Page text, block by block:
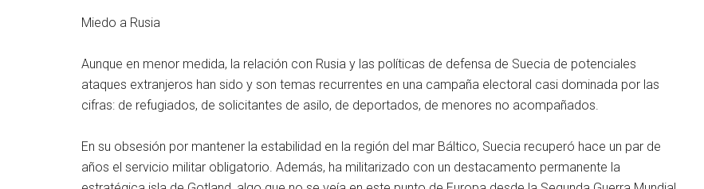
Miedo a Rusia
Aunque en menor medida, la relación con Rusia y las políticas de defensa de Suecia de potenciales
ataques extranjeros han sido y son temas recurrentes en una campaña electoral casi dominada por las
cifras: de refugiados, de solicitantes de asilo, de deportados, de menores no acompañados.
En su obsesión por mantener la estabilidad en la región del mar Báltico, Suecia recuperó hace un par de
años el servicio militar obligatorio. Además, ha militarizado con un destacamento permanente la